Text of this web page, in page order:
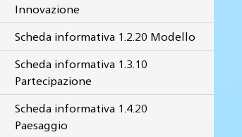
Innovazione
Scheda informativa 1.2.20 Modello
Scheda informativa 1.3.10
Partecipazione
Scheda informativa 1.4.20
Paesaggio